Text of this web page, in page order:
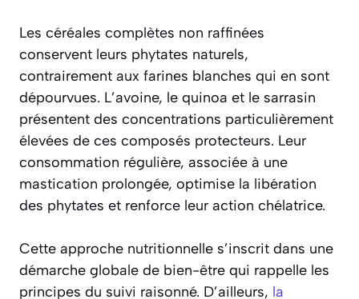
Les céréales complètes non raffinées
conservent leurs phytates naturels,
contrairement aux farines blanches qui en sont
dépourvues. L’avoine, le quinoa et le sarrasin
présentent des concentrations particulièrement
élevées de ces composés protecteurs. Leur
consommation régulière, associée à une
mastication prolongée, optimise la libération
des phytates et renforce leur action chélatrice.
Cette approche nutritionnelle s’inscrit dans une
démarche globale de bien-être qui rappelle les
principes du suivi raisonné. D’ailleurs, la